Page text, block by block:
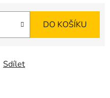
DO KOŠÍKU
Sdílet